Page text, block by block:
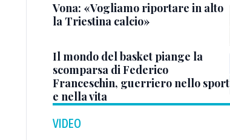
Vona: «Vogliamo riportare in alto
la Triestina calcio»
Il mondo del basket piange la
scomparsa di Federico
Franceschin, guerriero nello sport
e nella vita
VIDEO